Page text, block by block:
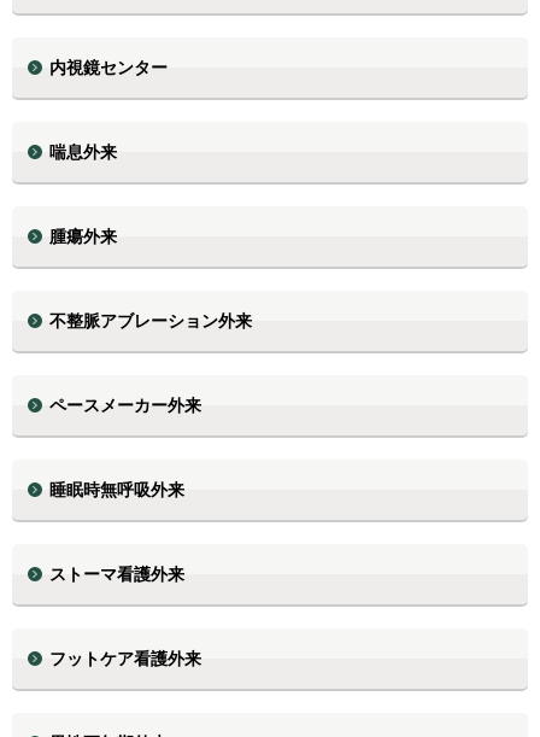
内視鏡センター
喘息外来
腫瘍外来
不整脈アブレーション外来
ペースメーカー外来
睡眠時無呼吸外来
ストーマ看護外来
フットケア看護外来